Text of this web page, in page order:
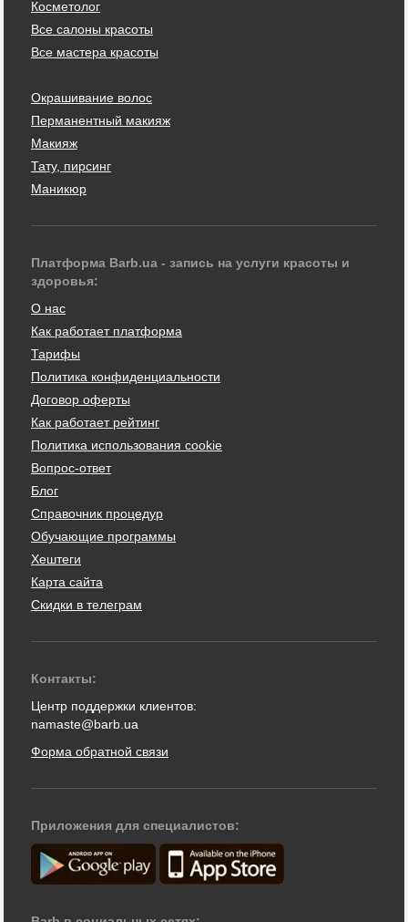
Косметолог
Все салоны красоты
Все мастера красоты
Окрашивание волос
Перманентный макияж
Макияж
Тату, пирсинг
Маникюр
Платформа Barb.ua - запись на услуги красоты и
здоровья:
О нас
Как работает платформа
Тарифы
Политика конфиденциальности
Договор оферты
Как работает рейтинг
Политика использования cookie
Вопрос-ответ
Блог
Справочник процедур
Обучающие программы
Хештеги
Карта сайта
Скидки в телеграм
Контакты:
Центр поддержки клиентов:
namaste@barb.ua
Форма обратной связи
Приложения для специалистов: